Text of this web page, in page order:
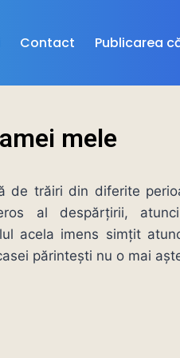
Contact Publicarea
mele
de trăiri din diferite
al despărțirii,
acela imens simțit
părintești nu o mai